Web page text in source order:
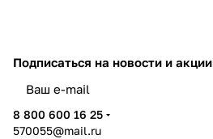
Подписаться на новости и акции
8 800 600 16 25
570055@mail.ru